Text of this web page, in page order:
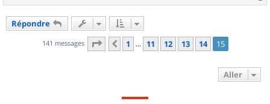
a
Répondre
141 messages Page 15 sur15
Précédent
1 … 11 12 13 14 15
Aller